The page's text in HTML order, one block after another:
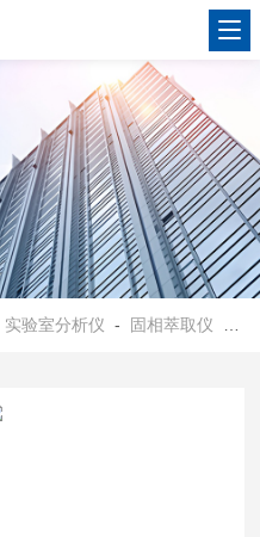
实验室分析仪 - 固相萃取仪